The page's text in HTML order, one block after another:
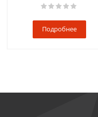
Подробнее